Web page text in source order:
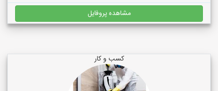
مشاهده پروفایل
کسب و کار